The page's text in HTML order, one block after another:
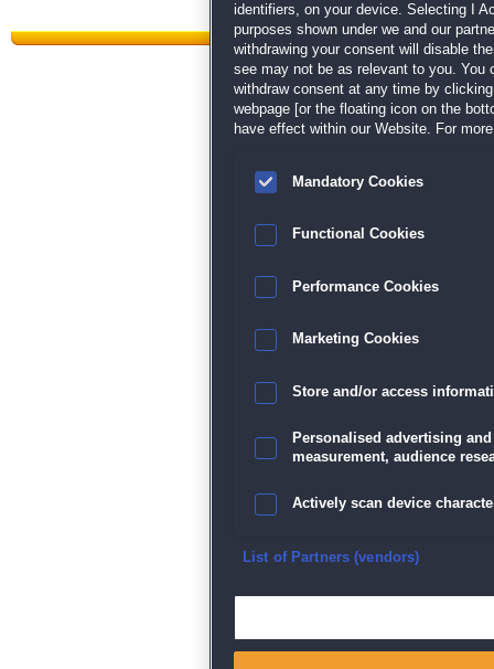
Datenschutz| AGB|Impressum
identifiers, on your device. Selecting I
purposes shown under we and our
withdrawing your consent will disable
see may not be as relevant to you. You
withdraw consent at any time by
webpage [or the floating icon on the
have effect within our Website. For
Mandatory Cookies
Functional Cookies
Performance Cookies
Marketing Cookies
Store and/or access
Personalised advertising
measurement, audience
Actively scan device
Ensure security, prevent
List of Partners (vendors)